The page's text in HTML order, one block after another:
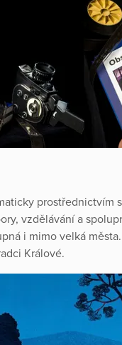
prostřednictvím
vzdělávání a
i mimo velká
Králové.